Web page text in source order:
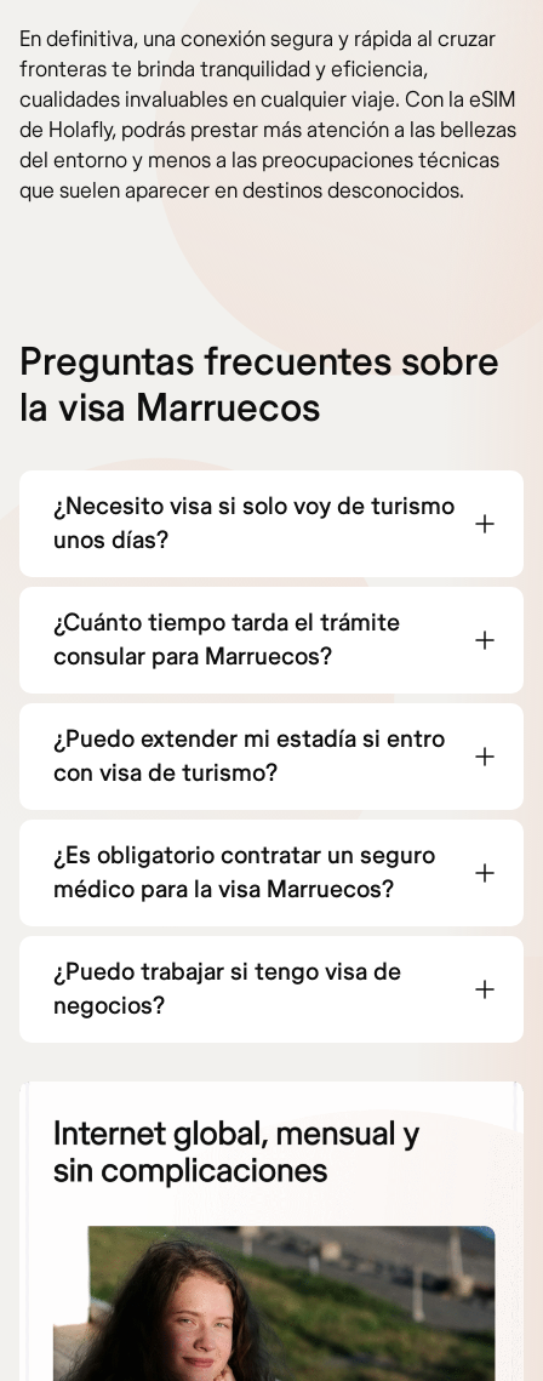
En definitiva, una conexión segura y rápida al cruzar
fronteras te brinda tranquilidad y eficiencia,
cualidades invaluables en cualquier viaje. Con la eSIM
de Holafly, podrás prestar más atención a las bellezas
del entorno y menos a las preocupaciones técnicas
que suelen aparecer en destinos desconocidos.
Preguntas frecuentes sobre
la visa Marruecos
¿Necesito visa si solo voy de turismo
unos días?
¿Cuánto tiempo tarda el trámite
consular para Marruecos?
¿Puedo extender mi estadía si entro
con visa de turismo?
¿Es obligatorio contratar un seguro
médico para la visa Marruecos?
¿Puedo trabajar si tengo visa de
negocios?